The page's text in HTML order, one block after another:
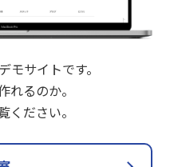
モサイトです。
れるのか。
ください。